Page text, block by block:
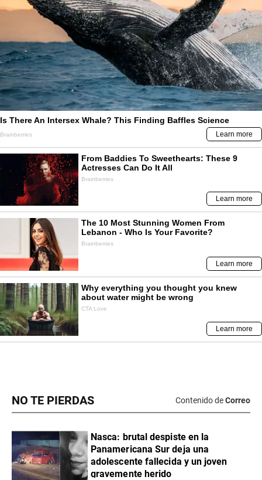
NO TE PIERDAS Contenido deCorreo
Nasca: brutal despiste en la
Panamericana Sur deja una
adolescente fallecida y un joven
gravemente herido